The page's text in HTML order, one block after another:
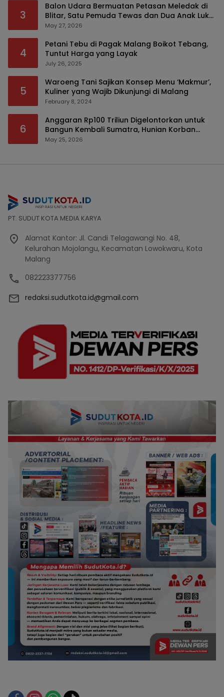
3
Balon Udara Bermuatan Petasan Meledak di
Blitar, Satu Pemuda Tewas dan Dua Anak Luka
Serius
May 27, 2026
4
Petani Tebu di Pagak Malang Boikot Tebang,
Tuntut Harga yang Layak
July 26, 2025
5
Waroeng Tani Sajikan Konsep Menu ‘Makmur’,
Kuliner yang Wajib Dikunjungi di Malang
February 8, 2024
6
Anggaran Rp100 Triliun Digelontorkan untuk
Bangun Kembali Sumatra, Hunian Korban
Bencana Bakal Difokuskan
May 25, 2026
PT. SUDUT KOTA MEDIA KARYA
Alamat Kantor: Jl. Candi Telagawangi No. 48,
Kelurahan Mojolangu, Kecamatan Lowokwaru, Kota
Malang
082223377756
redaksi.sudutkota.id@gmail.com